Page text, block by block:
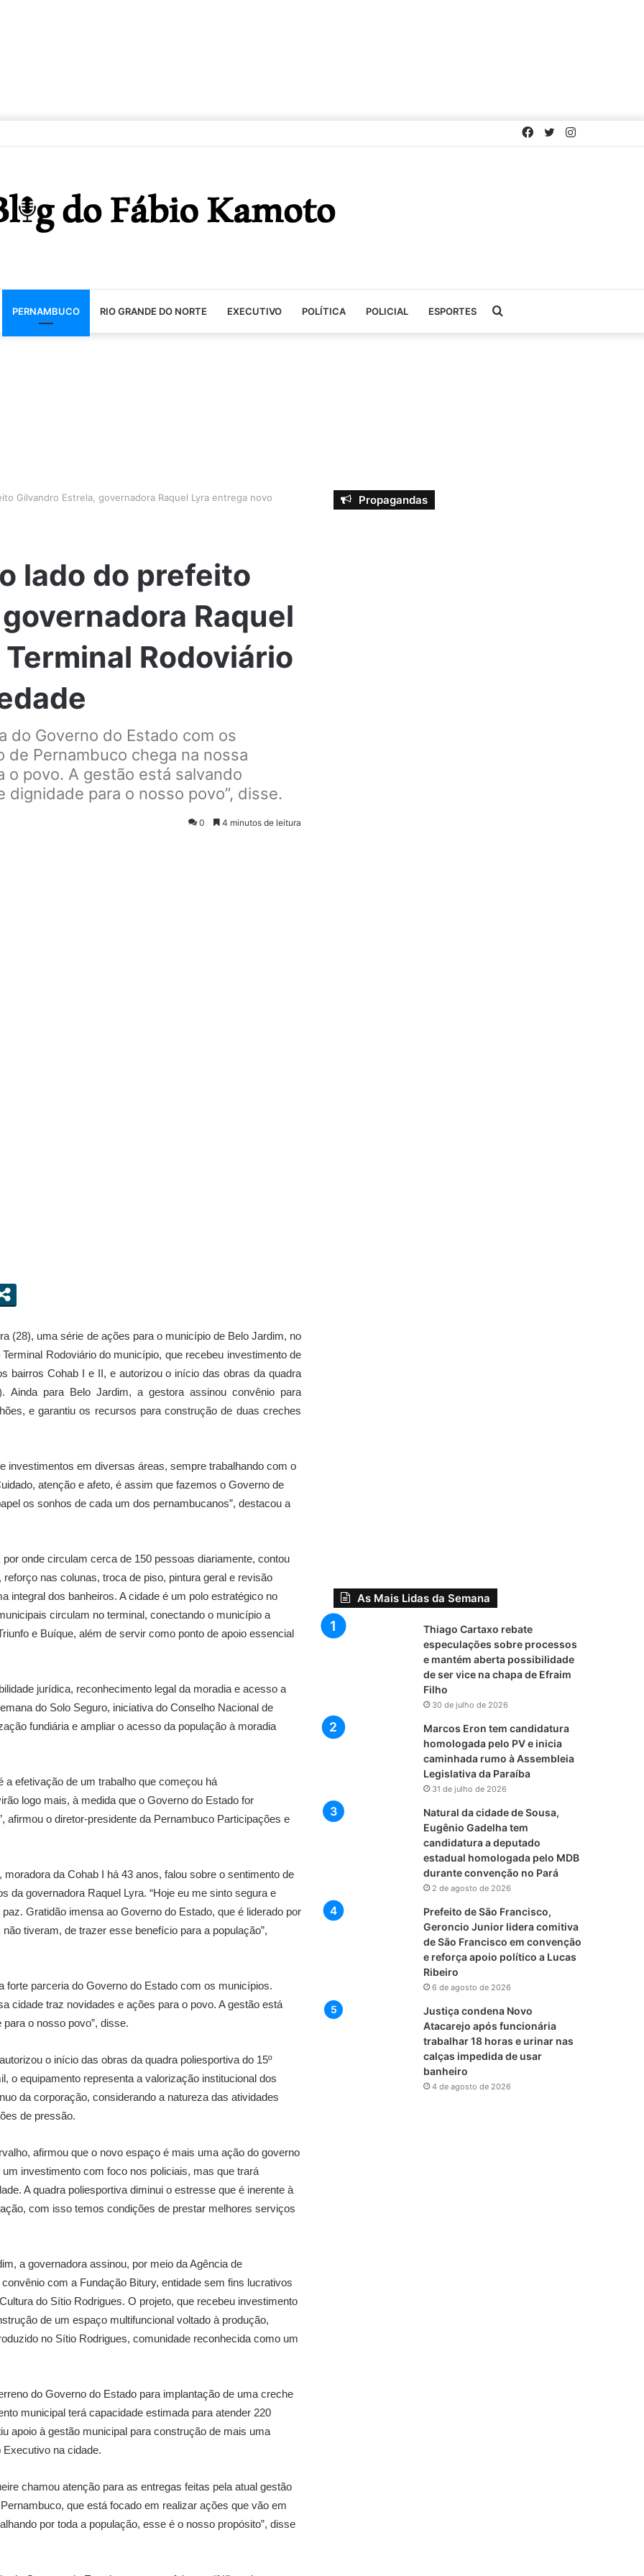
Twitter
Facebook
PERNAMBUCO RIO GRANDE DO NORTE EXECUTIVO POLÍTICA POLICIAL ESPORTES Procurar
Gilvandro Estrela, governadora Raquel Lyra entrega novo
lado do prefeito
Raquel
Rodoviário
do Governo do Estado com os
de Pernambuco chega na nossa
o povo. A gestão está salvando
para o nosso povo”, disse.
0 4 minutos de leitura
(28), uma série de ações para o município de Belo Jardim, no
Rodoviário do município, que recebeu investimento de
bairros Cohab I e II, e autorizou o início das obras da quadra
Ainda para Belo Jardim, a gestora assinou convênio para
e garantiu os recursos para construção de duas creches
investimentos em diversas áreas, sempre trabalhando com o
atenção e afeto, é assim que fazemos o Governo de
os sonhos de cada um dos pernambucanos”, destacou a
onde circulam cerca de 150 pessoas diariamente, contou
nas colunas, troca de piso, pintura geral e revisão
integral dos banheiros. A cidade é um polo estratégico no
circulam no terminal, conectando o município a
e Buíque, além de servir como ponto de apoio essencial
jurídica, reconhecimento legal da moradia e acesso a
do Solo Seguro, iniciativa do Conselho Nacional de
fundiária e ampliar o acesso da população à moradia
a efetivação de um trabalho que começou há
logo mais, à medida que o Governo do Estado for
afirmou o diretor-presidente da Pernambuco Participações e
da Cohab I há 43 anos, falou sobre o sentimento de
da governadora Raquel Lyra. “Hoje eu me sinto segura e
Gratidão imensa ao Governo do Estado, que é liderado por
tiveram, de trazer esse benefício para a população”,
parceria do Governo do Estado com os municípios.
cidade traz novidades e ações para o povo. A gestão está
o nosso povo”, disse.
o início das obras da quadra poliesportiva do 15º
o equipamento representa a valorização institucional dos
da corporação, considerando a natureza das atividades
de pressão.
afirmou que o novo espaço é mais uma ação do governo
investimento com foco nos policiais, mas que trará
A quadra poliesportiva diminui o estresse que é inerente à
com isso temos condições de prestar melhores serviços
a governadora assinou, por meio da Agência de
com a Fundação Bitury, entidade sem fins lucrativos
do Sítio Rodrigues. O projeto, que recebeu investimento
de um espaço multifuncional voltado à produção,
no Sítio Rodrigues, comunidade reconhecida como um
do Governo do Estado para implantação de uma creche
municipal terá capacidade estimada para atender 220
apoio à gestão municipal para construção de mais uma
na cidade.
chamou atenção para as entregas feitas pela atual gestão
que está focado em realizar ações que vão em
por toda a população, esse é o nosso propósito”, disse
Propagandas
As Mais Lidas da Semana
Thiago Cartaxo rebate
especulações sobre processos
e mantém aberta possibilidade
de ser vice na chapa de Efraim
Filho
30 de julho de 2026
Marcos Eron tem candidatura
homologada pelo PV e inicia
caminhada rumo à Assembleia
Legislativa da Paraíba
31 de julho de 2026
Natural da cidade de Sousa,
Eugênio Gadelha tem
candidatura a deputado
estadual homologada pelo MDB
durante convenção no Pará
2 de agosto de 2026
Prefeito de São Francisco,
Geroncio Junior lidera comitiva
de São Francisco em convenção
e reforça apoio político a Lucas
Ribeiro
6 de agosto de 2026
Justiça condena Novo
Atacarejo após funcionária
trabalhar 18 horas e urinar nas
calças impedida de usar
banheiro
4 de agosto de 2026